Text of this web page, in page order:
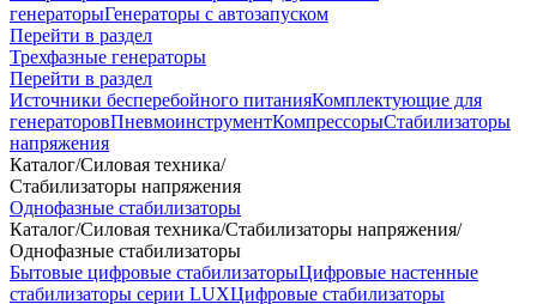
генераторыГенераторы с автозапуском
Перейти в раздел
Трехфазные генераторы
Перейти в раздел
Источники бесперебойного питанияКомплектующие для
генераторовПневмоинструментКомпрессорыСтабилизаторы
напряжения
Каталог/Силовая техника/
Стабилизаторы напряжения
Однофазные стабилизаторы
Каталог/Силовая техника/Стабилизаторы напряжения/
Однофазные стабилизаторы
Бытовые цифровые стабилизаторыЦифровые настенные
стабилизаторы серии LUXЦифровые стабилизаторы